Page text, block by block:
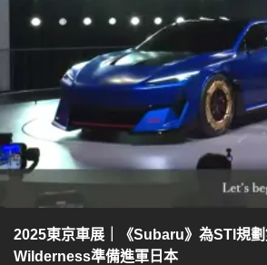
2025東京車展｜《Subaru》為STI規
Wilderness準備進軍日本